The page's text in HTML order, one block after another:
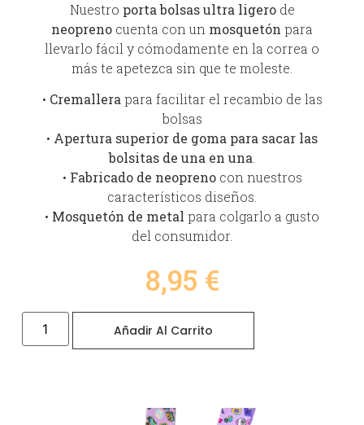
Nuestro porta bolsas ultra ligerode
neopreno cuenta con un mosquetón para
llevarlo fácil y cómodamente en la correa o
más te apetezca sin que te moleste.
• Cremallerapara facilitar el recambio de las
bolsas
• Apertura superior de goma para sacar las
bolsitas de una en una.
• Fabricado de neoprenocon nuestros
característicos diseños.
• Mosquetón de metal para colgarlo a gusto
del consumidor.
8,95 €
Añadir Al Carrito